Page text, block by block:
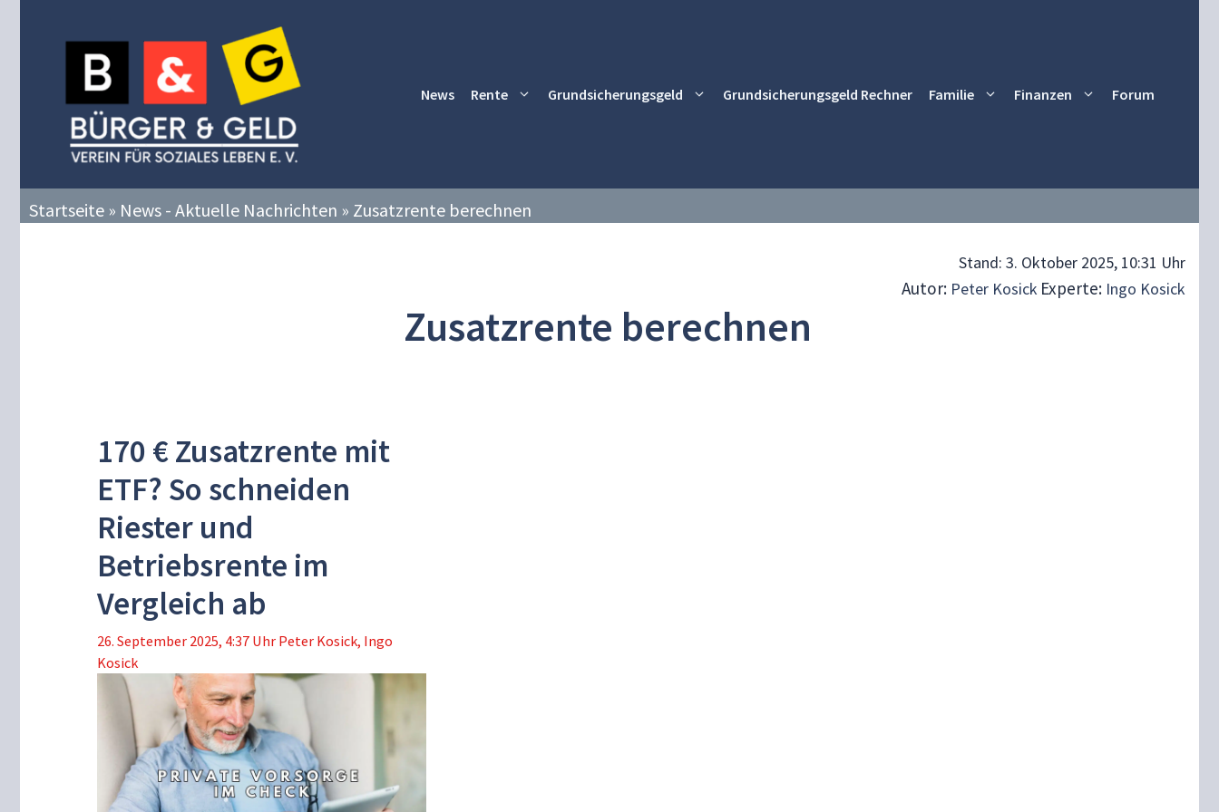
News Rente Grundsicherungsgeld Grundsicherungsgeld Rechner Familie Finanzen Forum
Startseite » News - Aktuelle Nachrichten » Zusatzrente berechnen
Stand: 3. Oktober 2025, 10:31 Uhr
Autor: Peter Kosick Experte: Ingo Kosick
Zusatzrente berechnen
170 € Zusatzrente mit
ETF? So schneiden
Riester und
Betriebsrente im
Vergleich ab
26. September 2025, 4:37 Uhr Peter Kosick, Ingo
Kosick